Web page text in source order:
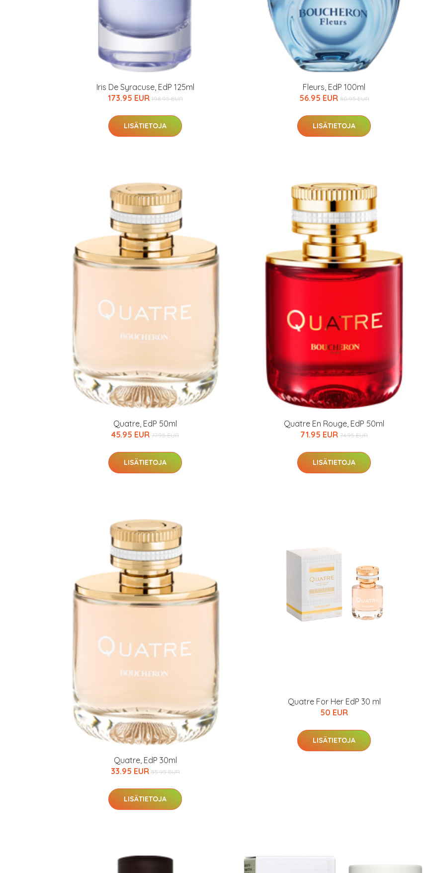
Iris De Syracuse, EdP 125ml
173.95 EUR 198.95 EUR
LISÄTIETOJA
Fleurs, EdP 100ml
56.95 EUR 80.95 EUR
LISÄTIETOJA
Quatre, EdP 50ml
45.95 EUR 77.95 EUR
LISÄTIETOJA
Quatre En Rouge, EdP 50ml
71.95 EUR 74.95 EUR
LISÄTIETOJA
Quatre, EdP 30ml
33.95 EUR 55.95 EUR
LISÄTIETOJA
Quatre For Her EdP 30 ml
50 EUR
LISÄTIETOJA
Erikoistarjous
IdealofMeD Kauppa
Kaikki IdealofMeDin tuotteet -20 %!
Varaa terveystarkastus
nyt vain 200 €
hintaan.
KATSO TARJOUS